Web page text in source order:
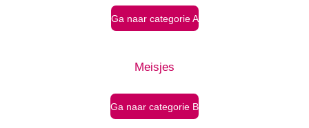
Ga naar categorie A
Meisjes
Ga naar categorie B